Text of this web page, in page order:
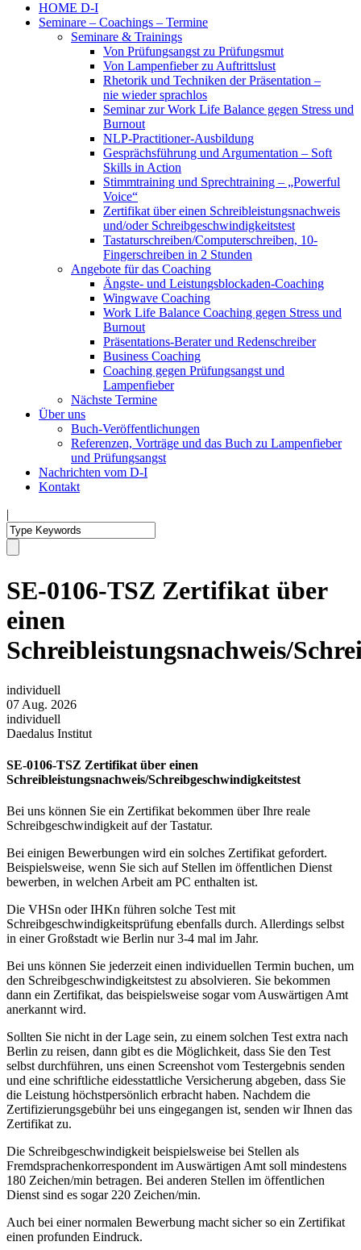
HOME D-I
Seminare – Coachings – Termine
Seminare & Trainings
Von Prüfungsangst zu Prüfungsmut
Von Lampenfieber zu Auftrittslust
Rhetorik und Techniken der Präsentation –
nie wieder sprachlos
Seminar zur Work Life Balance gegen Stress und
Burnout
NLP-Practitioner-Ausbildung
Gesprächsführung und Argumentation – Soft
Skills in Action
Stimmtraining und Sprechtraining – „Powerful
Voice“
Zertifikat über einen Schreibleistungsnachweis
und/oder Schreibgeschwindigkeitstest
Tastaturschreiben/Computerschreiben, 10-
Fingerschreiben in 2 Stunden
Angebote für das Coaching
Ängste- und Leistungsblockaden-Coaching
Wingwave Coaching
Work Life Balance Coaching gegen Stress und
Burnout
Präsentations-Berater und Redenschreiber
Business Coaching
Coaching gegen Prüfungsangst und
Lampenfieber
Nächste Termine
Über uns
Buch-Veröffentlichungen
Referenzen, Vorträge und das Buch zu Lampenfieber
und Prüfungsangst
Nachrichten vom D-I
Kontakt
|
SE-0106-TSZ Zertifikat über
einen
Schreibleistungsnachweis/
individuell
07 Aug. 2026
individuell
Daedalus Institut
SE-0106-TSZ Zertifikat über einen
Schreibleistungsnachweis/Schreibgeschwindigkeitstest
Bei uns können Sie ein Zertifikat bekommen über Ihre reale
Schreibgeschwindigkeit auf der Tastatur.
Bei einigen Bewerbungen wird ein solches Zertifikat gefordert.
Beispielsweise, wenn Sie sich auf Stellen im öffentlichen Dienst
bewerben, in welchen Arbeit am PC enthalten ist.
Die VHSn oder IHKn führen solche Test mit
Schreibgeschwindigkeitsprüfung ebenfalls durch. Allerdings selbst
in einer Großstadt wie Berlin nur 3-4 mal im Jahr.
Bei uns können Sie jederzeit einen individuellen Termin buchen, um
den Schreibgeschwindigkeitstest zu absolvieren. Sie bekommen
dann ein Zertifikat, das beispielsweise sogar vom Auswärtigen Amt
anerkannt wird.
Sollten Sie nicht in der Lage sein, zu einem solchen Test extra nach
Berlin zu reisen, dann gibt es die Möglichkeit, dass Sie den Test
selbst durchführen, uns einen Screenshot vom Testergebnis senden
und eine schriftliche eidesstattliche Versicherung abgeben, dass Sie
die Leistung höchstpersönlich erbracht haben. Nachdem die
Zertifizierungsgebühr bei uns eingegangen ist, senden wir Ihnen das
Zertifikat zu.
Die Schreibgeschwindigkeit beispielsweise bei Stellen als
Fremdsprachenkorrespondent im Auswärtigen Amt soll mindestens
180 Zeichen/min betragen. Bei anderen Stellen im öffentlichen
Dienst sind es sogar 220 Zeichen/min.
Auch bei einer normalen Bewerbung macht sicher so ein Zertifikat
einen profunden Eindruck.